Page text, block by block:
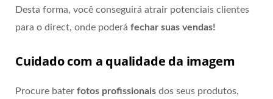
Desta forma, você conseguirá atrair potenciais clientes
para o direct, onde poderá fechar suas vendas!
Cuidado com a qualidade da imagem
Procure bater fotos profissionais dos seus produtos,